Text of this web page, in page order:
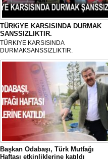
TÜRKiYE KARSISINDA DURMAK
SANSSIZLIKTIR.
TÜRKIYE KARSISINDA
DURMAKSANSSIZLIKTIR.
Başkan Odabaşı, Türk Mutfağı
Haftası etkinliklerine katıldı